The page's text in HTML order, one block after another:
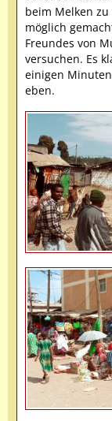
beim Melken
möglich
Freundes von
versuchen. Es
einigen
eben.